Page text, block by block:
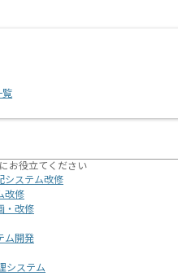
覧
お役立てください
システム改修
改修
・改修
ム開発
システム